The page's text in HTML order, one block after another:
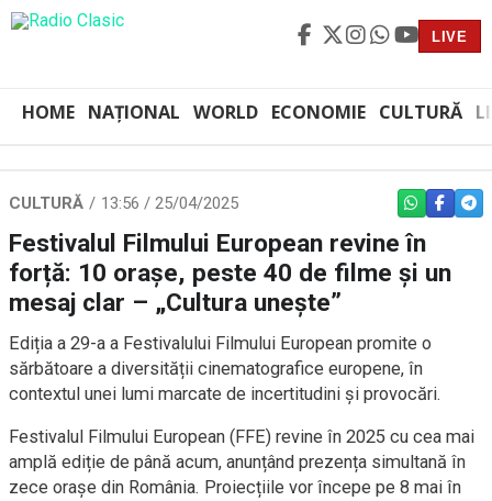
LIVE
HOME NAȚIONAL WORLD ECONOMIE CULTURĂ
CULTURĂ 13:56 / 25/04/2025 WHATSAPP
Festivalul Filmului European revine în
forță: 10 orașe, peste 40 de filme și un
mesaj clar – „Cultura unește”
Ediția a 29-a a Festivalului Filmului European promite o
sărbătoare a diversității cinematografice europene, în
contextul unei lumi marcate de incertitudini și provocări.
Festivalul Filmului European (FFE) revine în 2025 cu cea mai
amplă ediție de până acum, anunțând prezența simultană în
zece orașe din România. Proiecțiile vor începe pe 8 mai în